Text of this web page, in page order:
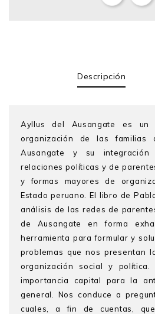
Descripción
Ayllus del Ausangate es
organización de las familias
Ausangate y su
relaciones políticas y de
y formas mayores de
Estado peruano. El libro de
análisis de las redes de
de Ausangate en forma
herramienta para formular y
problemas que nos presentan
organización social y
importancia capital para la
general. Nos conduce a
cuales, a fin de cuentas,